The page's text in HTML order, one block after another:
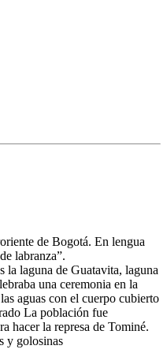
de Bogotá. En lengua
labranza”.
la laguna de Guatavita, laguna
una ceremonia en la
aguas con el cuerpo cubierto
La población fue
hacer la represa de Tominé.
y golosinas